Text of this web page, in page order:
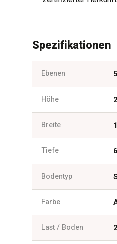
Spezifikationen
Ebenen 5
Höhe
Breite
Tiefe
Bodentyp
Farbe
Last / Boden